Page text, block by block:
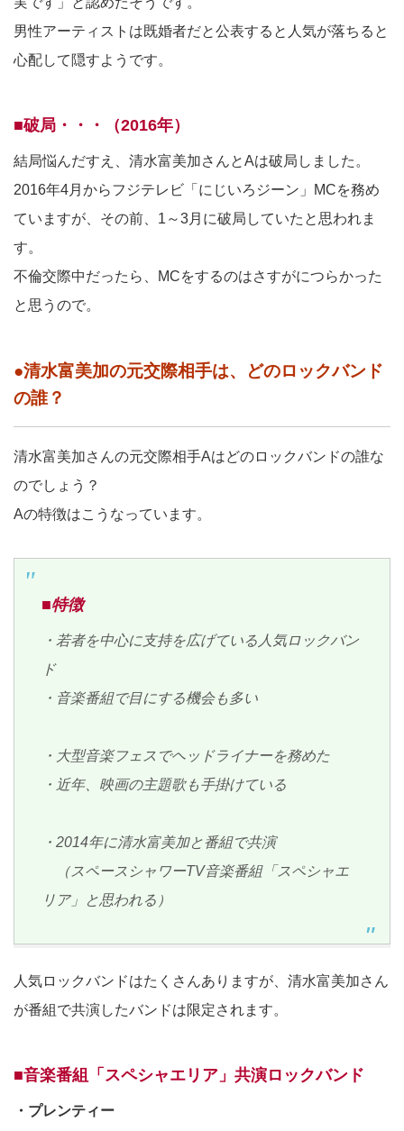
男性アーティストは既婚者だと公表すると人気が落ちると
心配して隠すようです。
■破局・・・（2016年）
結局悩んだすえ、清水富美加さんとAは破局しました。
2016年4月からフジテレビ「にじいろジーン」MCを務め
ていますが、その前、1～3月に破局していたと思われま
す。
不倫交際中だったら、MCをするのはさすがにつらかった
と思うので。
●清水富美加の元交際相手は、どのロックバンド
の誰？
清水富美加さんの元交際相手Aはどのロックバンドの誰な
のでしょう？
Aの特徴はこうなっています。
■特徴
・若者を中心に支持を広げている人気ロックバン
ド
・音楽番組で目にする機会も多い
・大型音楽フェスでヘッドライナーを務めた
・近年、映画の主題歌も手掛けている
・2014年に清水富美加と番組で共演
（スペースシャワーTV音楽番組「スペシャエ
リア」と思われる）
人気ロックバンドはたくさんありますが、清水富美加さん
が番組で共演したバンドは限定されます。
■音楽番組「スペシャエリア」共演ロックバンド
・プレンティー